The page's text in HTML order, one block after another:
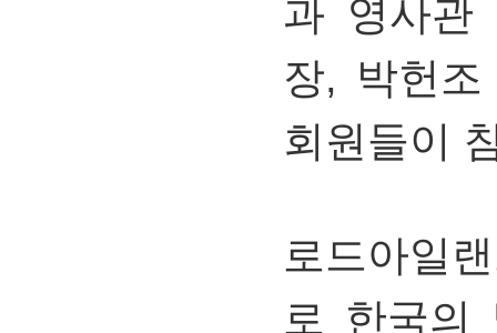
과 영사관
장, 박헌
회원들이
로드아일
로 한국의